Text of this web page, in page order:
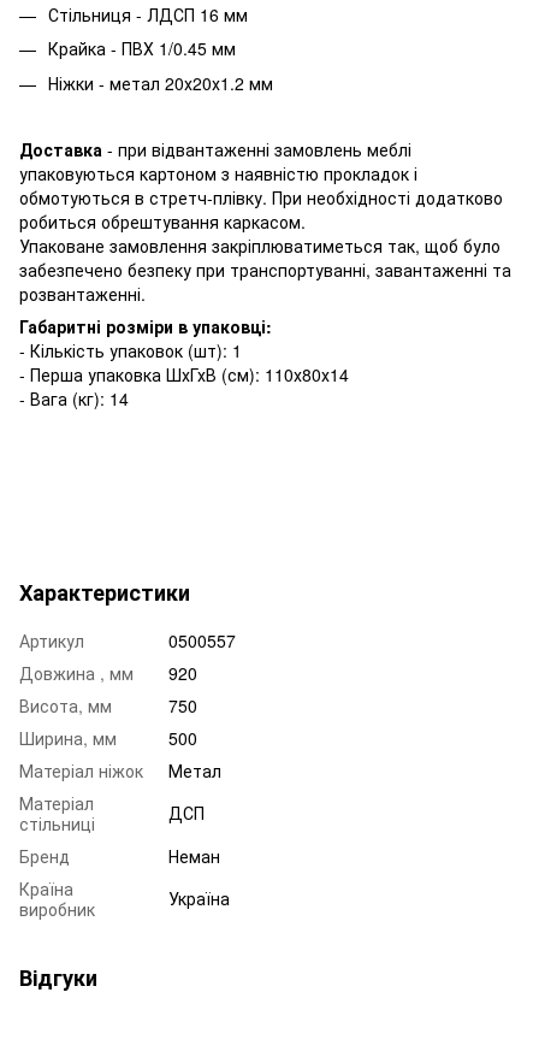
Стільниця - ЛДСП 16 мм
Крайка - ПВХ 1/0.45 мм
Ніжки - метал 20х20х1.2 мм
Доставка - при відвантаженні замовлень меблі
упаковуються картоном з наявністю прокладок і
обмотуються в стретч-плівку. При необхідності додатково
робиться обрештування каркасом.
Упаковане замовлення закріплюватиметься так, щоб було
забезпечено безпеку при транспортуванні, завантаженні та
розвантаженні.
Габаритні розміри в упаковці:
- Кількість упаковок (шт): 1
- Перша упаковка ШхГхВ (см): 110х80х14
- Вага (кг): 14
Характеристики
Артикул
0500557
Довжина , мм
920
Висота, мм
750
Ширина, мм
500
Матеріал ніжок
Метал
Матеріал
стільниці
ДСП
Бренд
Неман
Країна
виробник
Україна
Відгуки